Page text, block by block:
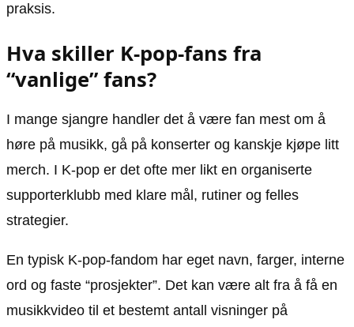
praksis.
Hva skiller K-pop-fans fra
“vanlige” fans?
I mange sjangre handler det å være fan mest om å
høre på musikk, gå på konserter og kanskje kjøpe litt
merch. I K-pop er det ofte mer likt en organiserte
supporterklubb med klare mål, rutiner og felles
strategier.
En typisk K-pop-fandom har eget navn, farger, interne
ord og faste “prosjekter”. Det kan være alt fra å få en
musikkvideo til et bestemt antall visninger på